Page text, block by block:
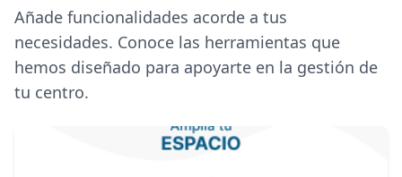
Añade funcionalidades acorde a tus
necesidades. Conoce las herramientas que
hemos diseñado para apoyarte en la gestión de
tu centro.